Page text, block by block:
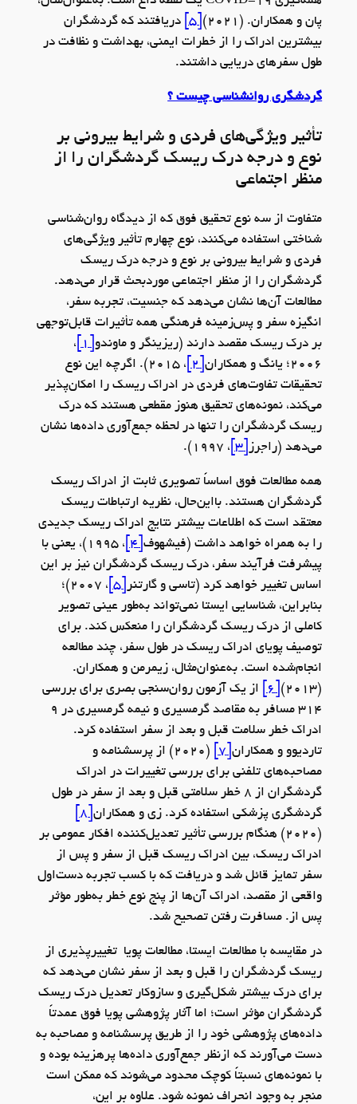
پان و همکاران. (2021)
[5]
دریافتند که گردشگران
بیشترین ادراک را از خطرات ایمنی، بهداشت و نظافت در
طول سفرهای دریایی داشتند.
گردشگری روانشناسی چیست ؟
تأثیر ویژگی‌های فردی و شرایط بیرونی بر
نوع و درجه درک ریسک گردشگران را از
منظر اجتماعی
متفاوت از سه نوع تحقیق فوق که از دیدگاه روان‌شناسی
شناختی استفاده می‌کنند، نوع چهارم تأثیر ویژگی‌های
فردی و شرایط بیرونی بر نوع و درجه درک ریسک
گردشگران را از منظر اجتماعی موردبحث قرار می‌دهد.
مطالعات آن‌ها نشان می‌دهد که جنسیت، تجربه سفر،
انگیزه سفر و پس‌زمینه فرهنگی همه تأثیرات قابل‌توجهی
بر درک ریسک مقصد دارند (ریزینگر و ماوندو [1]
،
2006؛ یانگ و همکاران
[2]
، 2015). اگرچه این نوع
تحقیقات تفاوت‌های فردی در ادراک ریسک را امکان‌پذیر
می‌کند، نمونه‌های تحقیق هنوز مقطعی هستند که درک
ریسک گردشگران را تنها در لحظه جمع‌آوری داده‌ها نشان
می‌دهد (راجرز [3] ، 1997).
همه مطالعات فوق اساساً تصویری ثابت از ادراک ریسک
گردشگران هستند. بااین‌حال، نظریه ارتباطات ریسک
معتقد است که اطلاعات بیشتر نتایج ادراک ریسک جدیدی
را به همراه خواهد داشت (فیشهوف[4]
، 1995)، یعنی با
پیشرفت فرآیند سفر، درک ریسک گردشگران نیز بر این
اساس تغییر خواهد کرد (تاسی و گارتنر [5]
، 2007)؛
بنابراین، شناسایی ایستا نمی‌تواند به‌طور عینی تصویر
کاملی از درک ریسک گردشگران را منعکس کند. برای
توصیف پویای ادراک ریسک در طول سفر، چند مطالعه
انجام‌شده است. به‌عنوان‌مثال، زیمرمن و همکاران.
(2013)
[6]
از یک آزمون روان‌سنجی بصری برای بررسی
314 مسافر به مقاصد گرمسیری و نیمه گرمسیری در 9
ادراک خطر سلامت قبل و بعد از سفر استفاده کرد.
تاردیوو و همکاران[7]
(2020) از پرسشنامه و
مصاحبه‌های تلفنی برای بررسی تغییرات در ادراک
گردشگران از 8 خطر سلامتی قبل و بعد از سفر در طول
گردشگری پزشکی استفاده کرد. زی و همکاران[8]
(2020) هنگام بررسی تأثیر تعدیل‌کننده افکار عمومی بر
ادراک ریسک، بین ادراک ریسک قبل از سفر و پس از
سفر تمایز قائل شد و دریافت که با کسب تجربه دست‌اول
واقعی از مقصد، ادراک آن‌ها از پنج نوع خطر به‌طور مؤثر
پس از. مسافرت رفتن تصحیح شد.
در مقایسه با مطالعات ایستا، مطالعات پویا تغییرپذیری از
ریسک گردشگران را قبل و بعد از سفر نشان می‌دهد که
برای درک بیشتر شکل‌گیری و سازوکار تعدیل درک ریسک
گردشگران مؤثر است؛ اما آثار پژوهشی پویا فوق عمدتاً
داده‌های پژوهشی خود را از طریق پرسشنامه و مصاحبه به
دست می‌آورند که ازنظر جمع‌آوری داده‌ها پرهزینه بوده و
با نمونه‌های نسبتاً کوچک محدود می‌شوند که ممکن است
منجر به وجود انحراف نمونه شود. علاوه بر این،